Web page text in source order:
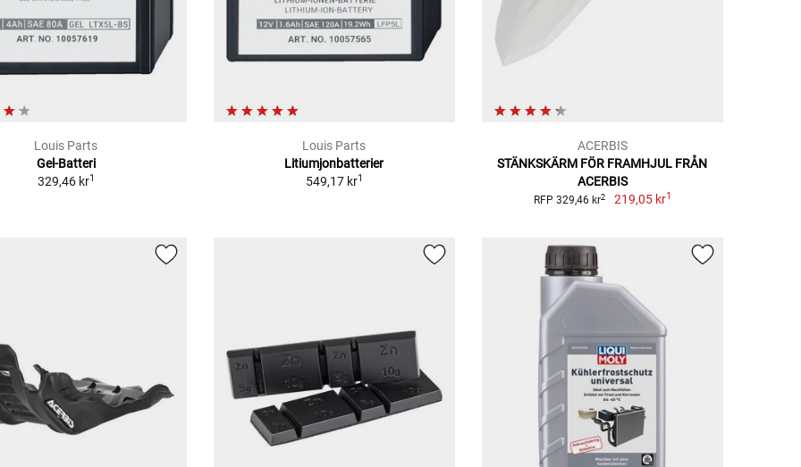
Louis Parts
Gel-Batteri
329,46 kr1
Louis Parts
Litiumjonbatterier
549,17 kr1
ACERBIS
STÄNKSKÄRM FÖR FRAMHJUL FRÅN
ACERBIS
RFP 329,46 kr2 219,05 kr1